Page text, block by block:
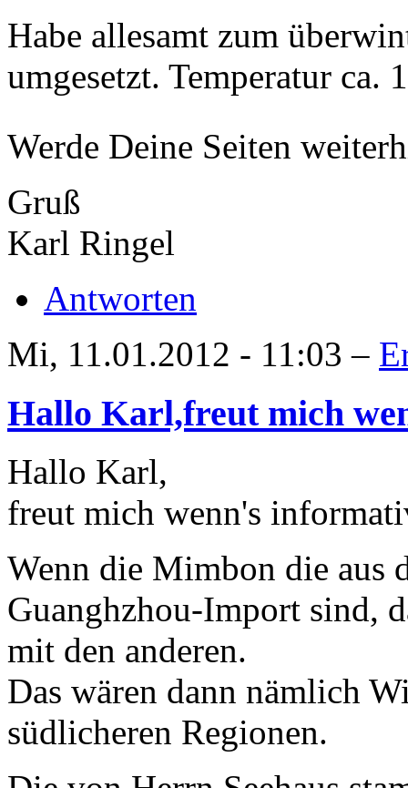
Habe allesamt zum
umgesetzt. Temperatur ca.
Werde Deine Seiten
Gruß
Karl Ringel
Antworten
Mi, 11.01.2012 - 11:03 –
Hallo Karl,freut mich
Hallo Karl,
freut mich wenn's
Wenn die Mimbon die aus
Guanghzhou-Import sind,
mit den anderen.
Das wären dann nämlich
südlicheren Regionen.